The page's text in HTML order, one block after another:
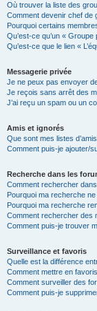
Où trouver la liste des
Comment devenir chef de
Pourquoi certains
Qu’est-ce qu’un «
Qu’est-ce que le lien «
Messagerie privée
Je ne peux pas envoyer
Je reçois sans arrêt des
J’ai reçu un spam ou un
Amis et ignorés
Que sont mes listes
Comment puis-je ajouter/
Recherche dans les
Comment rechercher
Pourquoi ma recherche
Pourquoi ma recherche
Comment rechercher des
Comment puis-je trouver
Surveillance et favoris
Quelle est la différence
Comment mettre en
Comment surveiller des
Comment puis-je